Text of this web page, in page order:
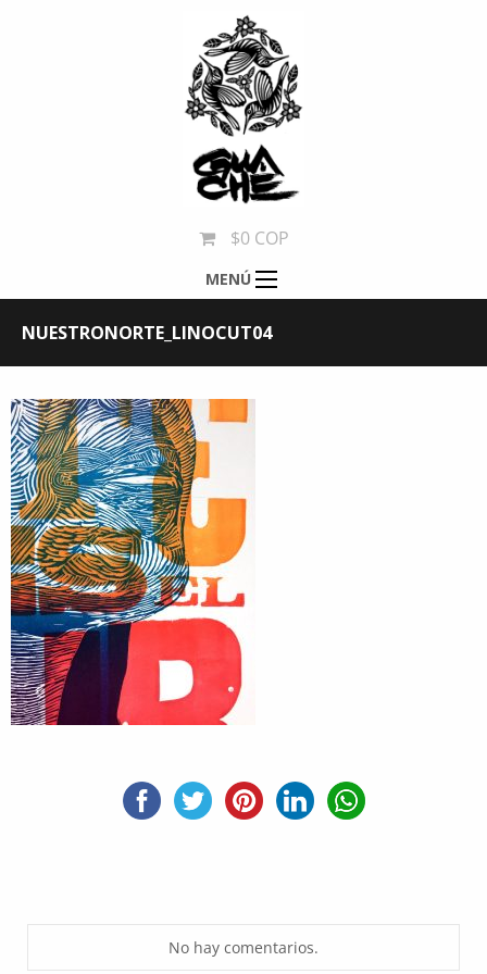
$0 COP
MENÚ
NUESTRONORTE_LINOCUT04
No hay comentarios.